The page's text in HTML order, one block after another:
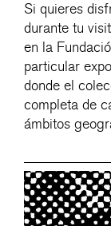
Si quieres
durante tu
en la
particular
donde el
completa de
ámbitos